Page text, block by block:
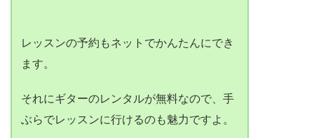
レッスンの予約もネットでかんたんにでき
ます。
それにギターのレンタルが無料なので、手
ぶらでレッスンに行けるのも魅力ですよ。